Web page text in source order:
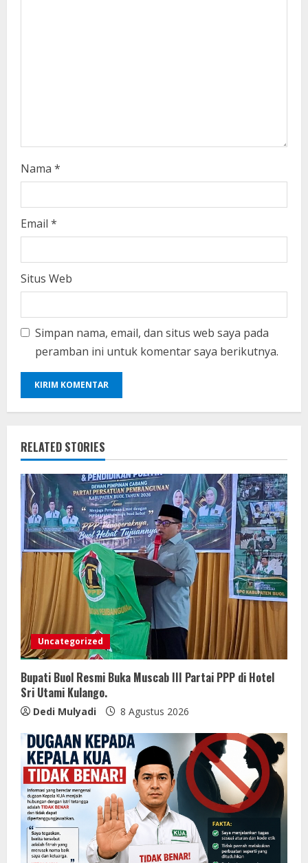
Nama *
Email *
Situs Web
Simpan nama, email, dan situs web saya pada
peramban ini untuk komentar saya berikutnya.
RELATED STORIES
Uncategorized
Bupati Buol Resmi Buka Muscab III Partai PPP di Hotel
Sri Utami Kulango.
Dedi Mulyadi 8 Agustus 2026